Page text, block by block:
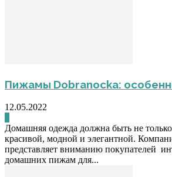
Пижамы Dobranocka:
12.05.2022
Домашняя одежда должна быть не
красивой, модной и элегантной.
представляет вниманию покупателей
домашних пижам для...